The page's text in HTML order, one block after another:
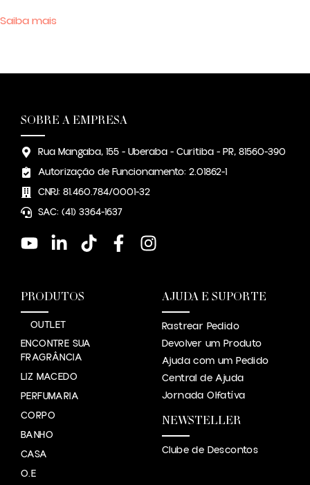
Saiba mais
SOBRE A EMPRESA
Rua Mangaba, 155 - Uberaba - Curitiba - PR, 81560-390
Autorização de Funcionamento: 2.01862-1
CNPJ: 81.460.784/0001-32
SAC: (41) 3364-1637
PRODUTOS
OUTLET
ENCONTRE SUA
FRAGRÂNCIA
LIZ MACEDO
PERFUMARIA
CORPO
BANHO
CASA
O.E
AJUDA E SUPORTE
Rastrear Pedido
Devolver um Produto
Ajuda com um Pedido
Central de Ajuda
Jornada Olfatíva
NEWSTELLER
Clube de Descontos